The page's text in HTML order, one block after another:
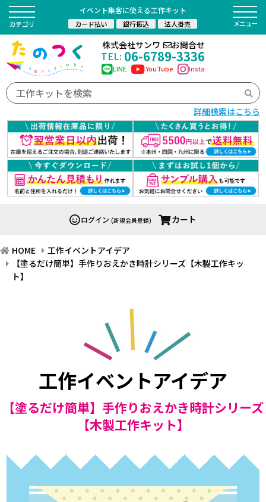
イベント集客に使える工作キット
カード払い 銀行振込 法人掛売
詳細検索はこちら
株式会社サンワ お問合せ
TEL: 06-6789-3336
LINE YouTube Insta
カテゴリ
ログイン (新規会員登録) カート
HOME
工作イベントアイデア
【塗るだけ簡単】手作りおえかき時計シリーズ【木製工作キッ
ト】
工作イベントアイデア
【塗るだけ簡単】手作りおえかき時計シリーズ
【木製工作キット】